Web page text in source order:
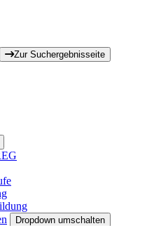
Zur Suchergebnisseite
Dropdown umschalten